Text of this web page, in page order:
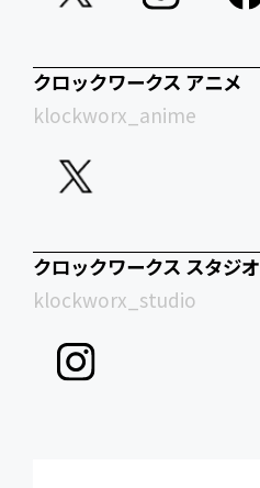
クロックワークス アニメ
klockworx_anime
クロックワークス スタジオ
klockworx_studio